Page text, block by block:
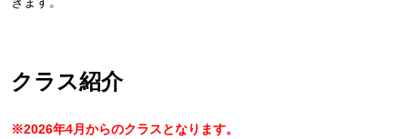
クラス紹介
※2026年4月からのクラスとなります。